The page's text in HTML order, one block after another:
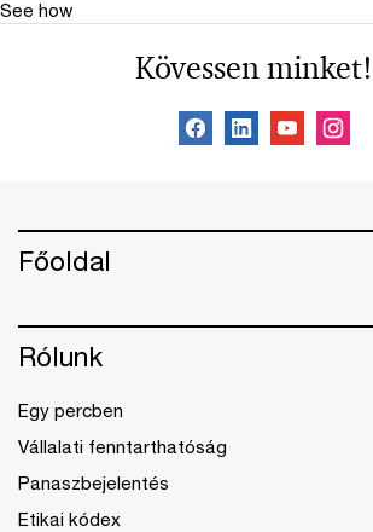
See how
Kövessen minket!
Főoldal
Rólunk
Egy percben
Vállalati fenntarthatóság
Panaszbejelentés
Etikai kódex